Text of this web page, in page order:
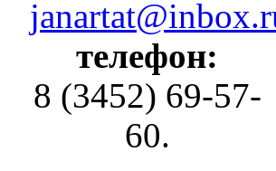
телефон:
8 (3452) 69-57-
60.